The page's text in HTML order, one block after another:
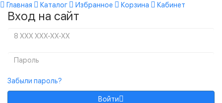
Главная Каталог Избранное Корзина Кабинет
Вход на сайт
Забыли пароль?
Войти